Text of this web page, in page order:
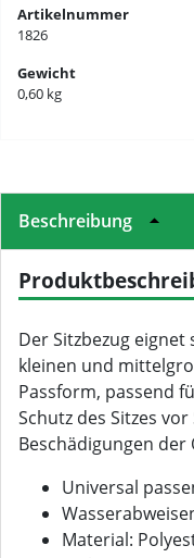
Artikelnummer
1826
Gewicht
0,60 kg
Beschreibung
Der Sitzbezug
kleinen und
Passform, passend
Schutz des Sitzes
Beschädigungen der
Universal
Material: